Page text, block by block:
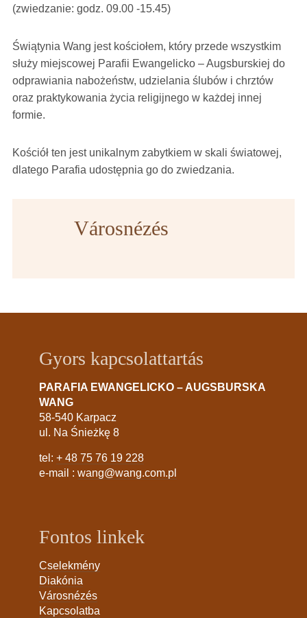
(zwiedzanie: godz. 09.00 -15.45)
Świątynia Wang jest kościołem, który przede wszystkim
służy miejscowej Parafii Ewangelicko – Augsburskiej do
odprawiania nabożeństw, udzielania ślubów i chrztów
oraz praktykowania życia religijnego w każdej innej
formie.
Kościół ten jest unikalnym zabytkiem w skali światowej,
dlatego Parafia udostępnia go do zwiedzania.
Városnézés
Gyors kapcsolattartás
PARAFIA EWANGELICKO – AUGSBURSKA
WANG
58-540 Karpacz
ul. Na Śnieżkę 8
tel: + 48 75 76 19 228
e-mail : wang@wang.com.pl
Fontos linkek
Cselekmény
Diakónia
Városnézés
Kapcsolatba